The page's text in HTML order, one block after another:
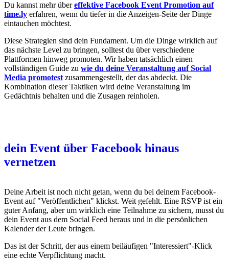
Du kannst mehr übereffektive Facebook Event Promotion auf
time.ly erfahren, wenn du tiefer in die Anzeigen-Seite der Dinge
eintauchen möchtest.
Diese Strategien sind dein Fundament. Um die Dinge wirklich auf
das nächste Level zu bringen, solltest du über verschiedene
Plattformen hinweg promoten. Wir haben tatsächlich einen
vollständigen Guide zu wie du deine Veranstaltung auf Social
Media promotestzusammengestellt, der das abdeckt. Die
Kombination dieser Taktiken wird deine Veranstaltung im
Gedächtnis behalten und die Zusagen reinholen.
dein Event über Facebook hinaus
vernetzen
Deine Arbeit ist noch nicht getan, wenn du bei deinem Facebook-
Event auf "Veröffentlichen" klickst. Weit gefehlt. Eine RSVP ist ein
guter Anfang, aber um wirklich eine Teilnahme zu sichern, musst du
dein Event aus dem Social Feed heraus und in die persönlichen
Kalender der Leute bringen.
Das ist der Schritt, der aus einem beiläufigen "Interessiert"-Klick
eine echte Verpflichtung macht.